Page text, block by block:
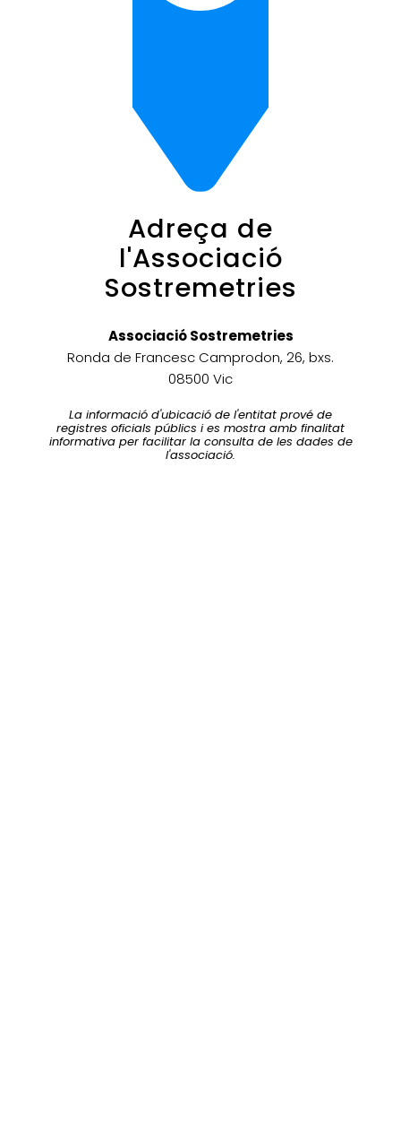
Adreça de
l'Associació
Sostremetries
Associació Sostremetries
Ronda de Francesc Camprodon, 26, bxs.
08500 Vic
La informació d'ubicació de l'entitat prové de
registres oficials públics i es mostra amb finalitat
informativa per facilitar la consulta de les dades de
l'associació.